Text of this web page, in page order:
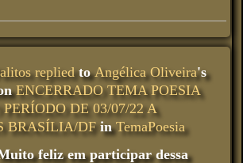
repliedtoAngélica Oliveira's
ENCERRADO TEMA POESIA
PERÍODO DE 03/07/22 A
BRASÍLIA/DFinTemaPoesia
feliz em participar dessa